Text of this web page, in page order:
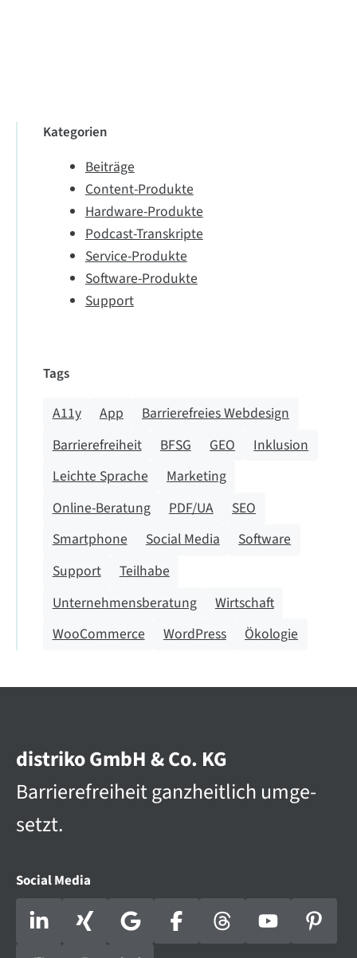
Kategorien
Beiträge
Content-Produkte
Hardware-Produkte
Podcast-Transkripte
Service-Produkte
Software-Produkte
Support
Tags
A11y App
Barrierefreies Webdesign
Barrierefreiheit
BFSG GEO
Inklusion
Leichte Sprache
Marketing
Online-Beratung
PDF/UA
SEO
Smartphone
Social Media
Software
Support
Teilhabe
Unternehmensberatung
Wirtschaft
WooCommerce
WordPress Ökologie
distriko GmbH & Co. KG
Barriere­­frei­heit ganz­heit­lich umge­
setzt.
Social Media